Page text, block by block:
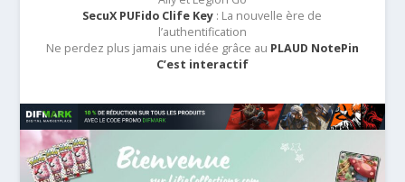
SecuX PUFido Clife Key : La nouvelle ère de
l’authentification
Ne perdez plus jamais une idée grâce au PLAUD NotePin
C’est interactif